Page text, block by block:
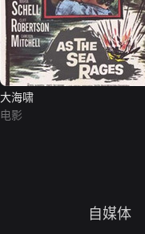
大海啸
电影
自媒体